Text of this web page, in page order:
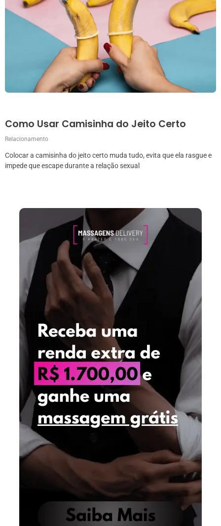
Como Usar Camisinha do Jeito Certo
Relacionamento
Colocar a camisinha do jeito certo muda tudo, evita que ela rasgue e
impede que escape durante a relação sexual